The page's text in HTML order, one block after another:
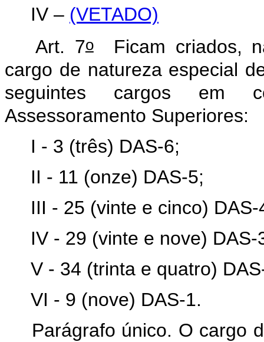
IV – (VETADO)
Art. 7oFicam criados,
cargo de natureza especial
seguintes cargos em
Assessoramento Superiores:
I - 3 (três) DAS-6;
II - 11 (onze) DAS-5;
III - 25 (vinte e cinco) DAS-
IV - 29 (vinte e nove) DAS-
V - 34 (trinta e quatro)
VI - 9 (nove) DAS-1.
Parágrafo único. O cargo